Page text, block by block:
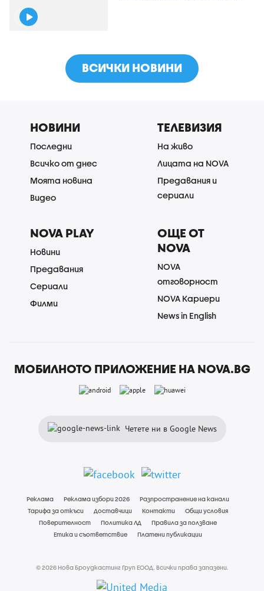
ВСИЧКИ НОВИНИ
НОВИНИ
Последни
Всичко от днес
Моята новина
Видео
ТЕЛЕВИЗИЯ
На живо
Лицата на NOVA
Предавания и
сериали
NOVA PLAY
Новини
Предавания
Сериали
Филми
ОЩЕ ОТ
NOVA
NOVA
отговорност
NOVA Кариери
News in English
МОБИЛНОТО ПРИЛОЖЕНИЕ НА NOVA.BG
Четете ни в Google News
Реклама Реклама избори 2026
Разпространение на канали
Тарифа за откъси
Доставчици Контакти
Общи условия
Поверителност
Политика ЛД
Правила за ползване
Етика и съответствие
Платени публикации
© 2026 Нова Броудкастинг Груп ЕООД. Всички права запазени.